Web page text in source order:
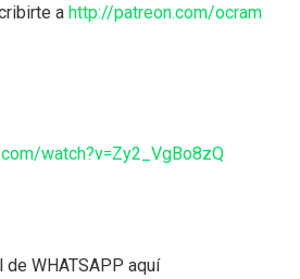
a http://patreon.com/ocram
watch?v=Zy2_VgBo8zQ
de WHATSAPP aquí